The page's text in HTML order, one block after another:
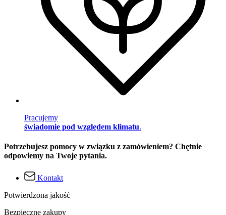
Pracujemy
świadomie pod względem klimatu.
Potrzebujesz pomocy w związku z zamówieniem? Chętnie
odpowiemy na Twoje pytania.
Kontakt
Potwierdzona jakość
Bezpieczne zakupy